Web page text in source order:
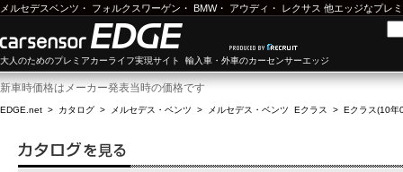
メルセデスベンツ ・ フォルクスワーゲン ・ BMW・ アウディ ・ レクサス 他エッジなプレ
大人のためのプレミアカーライフ実現サイト 輸入車・外車のカーセンサーエッジ
新車時価格はメーカー発表当時の価格です
EDGE.net > カタログ > メルセデス・ベンツ > メルセデス・ベンツ Eクラス > Eクラス(10年